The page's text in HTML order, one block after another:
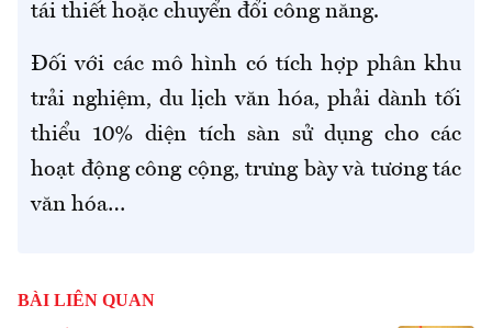
tái thiết hoặc chuyển đổi công năng.
Đối với các mô hình có tích hợp phân khu
trải nghiệm, du lịch văn hóa, phải dành tối
thiểu 10% diện tích sàn sử dụng cho các
hoạt động công cộng, trưng bày và tương tác
văn hóa…
BÀI LIÊN QUAN